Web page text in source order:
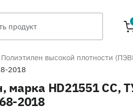
Полиэтилен высокой плотности
2018
марка HD21551 CC,
2018